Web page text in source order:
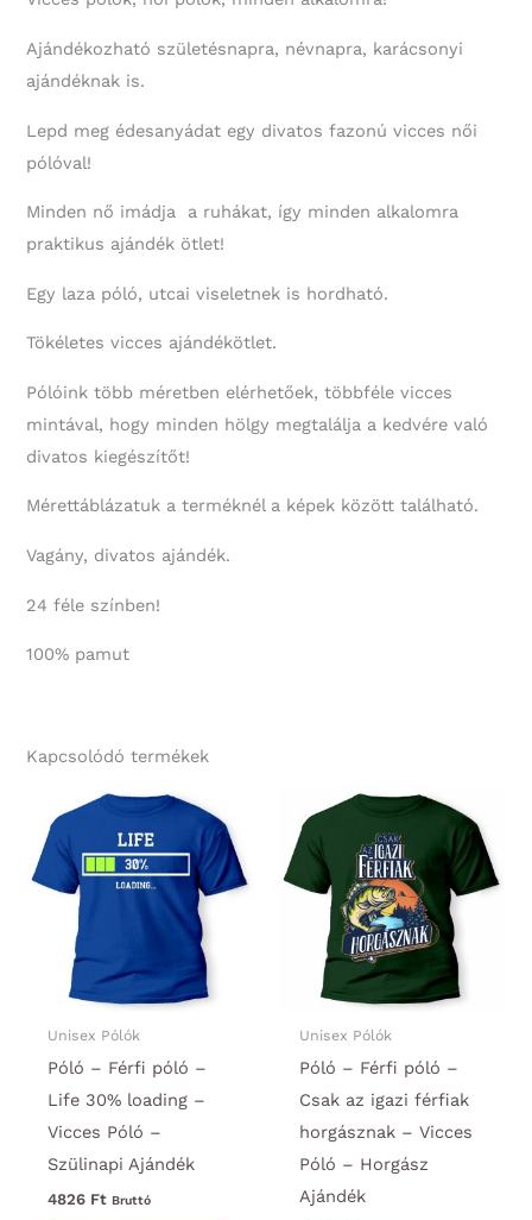
Ajándékozható születésnapra, névnapra, karácsonyi
ajándéknak is.
Lepd meg édesanyádat egy divatos fazonú vicces női
pólóval!
Minden nő imádja a ruhákat, így minden alkalomra
praktikus ajándék ötlet!
Egy laza póló, utcai viseletnek is hordható.
Tökéletes vicces ajándékötlet.
Pólóink több méretben elérhetőek, többféle vicces
mintával, hogy minden hölgy megtalálja a kedvére való
divatos kiegészítőt!
Mérettáblázatuk a terméknél a képek között található.
Vagány, divatos ajándék.
24 féle színben!
100% pamut
Kapcsolódó termékek
Unisex Pólók
Póló – Férfi póló –
Life 30% loading –
Vicces Póló –
Szülinapi Ajándék
4826 Ft Bruttó
Unisex Pólók
Póló – Férfi póló –
Csak az igazi férfiak
horgásznak – Vicces
Póló – Horgász
Ajándék